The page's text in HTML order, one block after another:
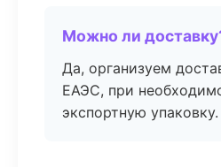
Можно ли
Да, организуем
ЕАЭС, при
экспортную упаковку.